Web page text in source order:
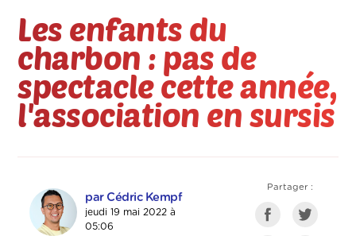
Les enfants du
charbon : pas de
spectacle cette année,
l'association en sursis
par Cédric Kempf
jeudi 19 mai 2022 à
05:06
Partager :